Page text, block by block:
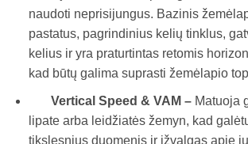
naudoti neprisijungus. Bazinis
pastatus, pagrindinius kelių tinklus,
kelius ir yra praturtintas retomis
kad būtų galima suprasti žemėlapio
Vertical Speed & VAM – Matuoja
lipate arba leidžiatės žemyn, kad
tikslesnius duomenis ir įžvalgas apie